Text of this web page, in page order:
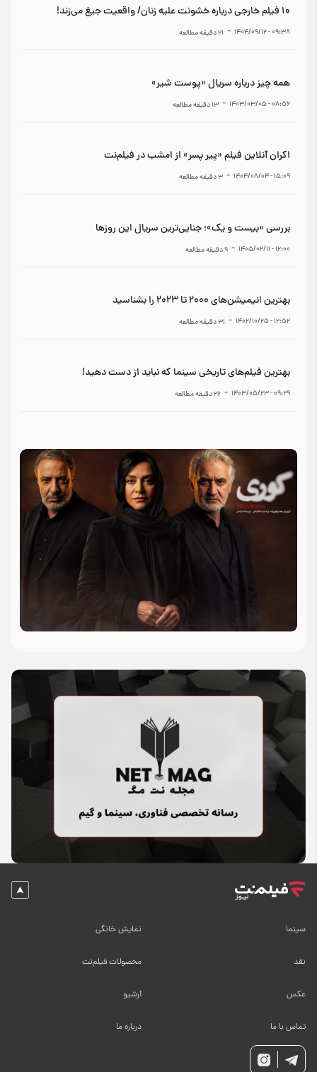
۱۰ فیلم خارجی درباره خشونت علیه زنان/ واقعیت جیغ می‌زند!
۰۹:۳۸ - ۱۴۰۴/۰۹/۱۲ -
21دقیقه مطالعه
همه چیز درباره سریال «پوست شیر»
۰۸:۵۶ - ۱۴۰۳/۰۳/۰۵ -
13دقیقه مطالعه
اکران آنلاین فیلم «پیر پسر» از امشب در فیلم‌نت
۱۵:۰۹ - ۱۴۰۴/۰۸/۰۴ -
3دقیقه مطالعه
بررسی «بیست و یک»؛ جنایی‌ترین سریال این روزها
۱۲:۰۰ - ۱۴۰۵/۰۲/۱۱ -
9دقیقه مطالعه
بهترین انیمیشن‌های ۲۰۰۰ تا ۲۰۲۳ را بشناسید
۱۲:۵۲ - ۱۴۰۲/۱۰/۲۵ -
31دقیقه مطالعه
بهترین فیلم‌های تاریخی سینما که نباید از دست دهید!
۰۹:۲۹ - ۱۴۰۳/۰۵/۲۳ -
26دقیقه مطالعه
سینما
نقد
عکس
تماس با ما
نمایش خانگی
محصولات فیلم‌نت
آرشیو
درباره ما